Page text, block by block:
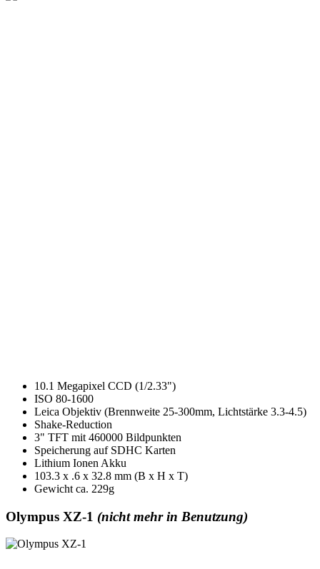
10.1 Megapixel CCD (1/2.33")
ISO 80-1600
Leica Objektiv (Brennweite 25-300mm, Lichtstärke 3.3-4.5)
Shake-Reduction
3" TFT mit 460000 Bildpunkten
Speicherung auf SDHC Karten
Lithium Ionen Akku
103.3 x .6 x 32.8 mm (B x H x T)
Gewicht ca. 229g
Olympus XZ-1 (nicht mehr in Benutzung)